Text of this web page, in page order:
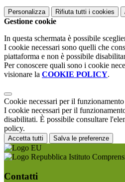
Personalizza Rifiuta tutti i cookies
Gestione cookie
In questa schermata è possibile
I cookie necessari sono quelli che
piattaforma e non è possibile
Per conoscere quali sono i cookie
visionare la COOKIE POLICY.
Cookie necessari per il funzionamento
I cookie necessari per il
disabilitati. È possibile consultare
policy.
Accetta tutti Salva le preferenze
Istituto
Contatti